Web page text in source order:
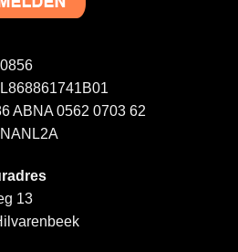
ABNA 0562 0703 62
13